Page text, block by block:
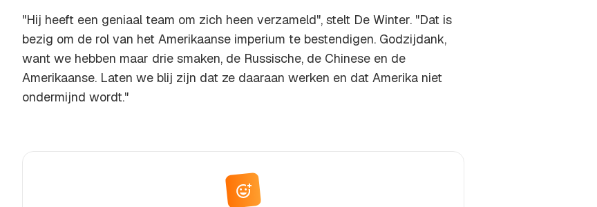
"Hij heeft een geniaal team om zich heen verzameld", stelt De Winter. "Dat is
bezig om de rol van het Amerikaanse imperium te bestendigen. Godzijdank,
want we hebben maar drie smaken, de Russische, de Chinese en de
Amerikaanse. Laten we blij zijn dat ze daaraan werken en dat Amerika niet
ondermijnd wordt."